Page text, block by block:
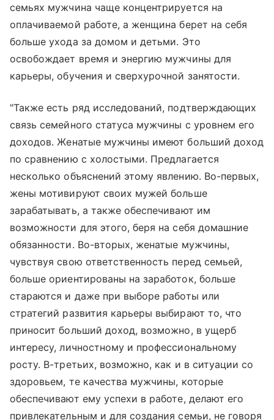
семьях мужчина чаще концентрируется на
оплачиваемой работе, а женщина берет на себя
больше ухода за домом и детьми. Это
освобождает время и энергию мужчины для
карьеры, обучения и сверхурочной занятости.
"Также есть ряд исследований, подтверждающих
связь семейного статуса мужчины с уровнем его
доходов. Женатые мужчины имеют больший доход
по сравнению с холостыми. Предлагается
несколько объяснений этому явлению. Во-первых,
жены мотивируют своих мужей больше
зарабатывать, а также обеспечивают им
возможности для этого, беря на себя домашние
обязанности. Во-вторых, женатые мужчины,
чувствуя свою ответственность перед семьей,
больше ориентированы на заработок, больше
стараются и даже при выборе работы или
стратегий развития карьеры выбирают то, что
приносит больший доход, возможно, в ущерб
интересу, личностному и профессиональному
росту. В-третьих, возможно, как и в ситуации со
здоровьем, те качества мужчины, которые
обеспечивают ему успехи в работе, делают его
привлекательным и для создания семьи, не говоря